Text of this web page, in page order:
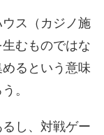
ウス（カジノ施
むものではな
るという意味
。
し、対戦ゲー